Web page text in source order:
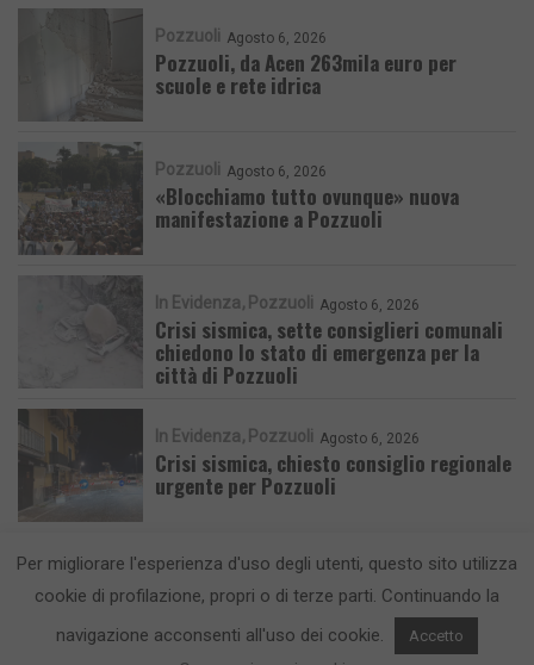
Pozzuoli Agosto 6, 2026
Pozzuoli, da Acen 263mila euro per
scuole e rete idrica
Pozzuoli Agosto 6, 2026
«Blocchiamo tutto ovunque» nuova
manifestazione a Pozzuoli
In Evidenza Pozzuoli Agosto 6, 2026
Crisi sismica, sette consiglieri comunali
chiedono lo stato di emergenza per la
città di Pozzuoli
In Evidenza Pozzuoli Agosto 6, 2026
Crisi sismica, chiesto consiglio regionale
urgente per Pozzuoli
CronacaFlegrea testata giornalistica - aut. Tribunale di Napoli n. 34 del
Per migliorare l'esperienza d'uso degli utenti, questo sito utilizza
cookie di profilazione, propri o di terze parti. Continuando la
navigazione acconsenti all'uso dei cookie.
Accetto